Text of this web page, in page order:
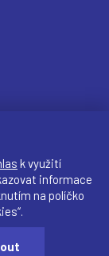
d
k
a
k využití
informace
na políčko